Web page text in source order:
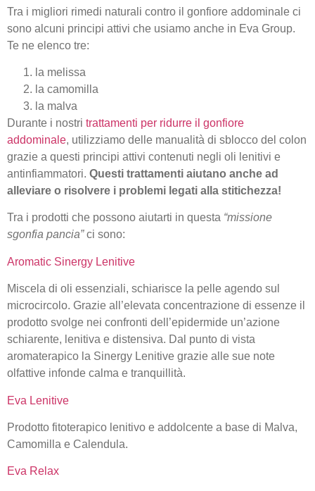
Tra i migliori rimedi naturali contro il gonfiore addominale ci
sono alcuni principi attivi che usiamo anche in Eva Group.
Te ne elenco tre:
la melissa
la camomilla
la malva
Durante i nostri trattamenti per ridurre il gonfiore
addominale, utilizziamo delle manualità di sblocco del colon
grazie a questi principi attivi contenuti negli oli lenitivi e
antinfiammatori. Questi trattamenti aiutano anche ad
alleviare o risolvere i problemi legati alla stitichezza!
Tra i prodotti che possono aiutarti in questa “missione
sgonfia pancia”ci sono:
Aromatic Sinergy Lenitive
Miscela di oli essenziali, schiarisce la pelle agendo sul
microcircolo. Grazie all’elevata concentrazione di essenze il
prodotto svolge nei confronti dell’epidermide un’azione
schiarente, lenitiva e distensiva. Dal punto di vista
aromaterapico la Sinergy Lenitive grazie alle sue note
olfattive infonde calma e tranquillità.
Eva Lenitive
Prodotto fitoterapico lenitivo e addolcente a base di Malva,
Camomilla e Calendula.
Eva Relax